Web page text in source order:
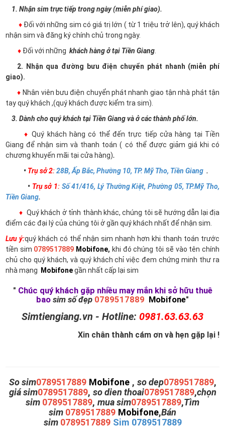
1. Nhận sim trực tiếp trong ngày (miễn phí giao).
♦ Đối với những sim có giá trị lớn ( từ 1 triệu trở lên), quý khách
nhận sim và đăng ký chính chủ trong ngày.
♦ Đối với những khách hàng ở tại Tiền Giang
2. Nhận qua đường bưu điện chuyển phát nhanh (miễn phí
giao).
♦ Nhân viên bưu điện chuyển phát nhanh giao tận nhà phát tận
tay quý khách ,(quý khách được kiểm tra sim).
3. Dành cho quý khách tại Tiền Giang và ở các thành phố lớn.
♦ Quý khách hàng có thể đến trực tiếp cửa hàng tại Tiền
Giang để nhận sim và thanh toán ( có thể được giảm giá khi có
chương khuyến mãi tại cửa hàng).
• Trụ sở 2:28B, Ấp Bắc, Phường 10, TP. Mỹ Tho, Tiền Giang .
• Trụ sở 1: Số 41/416, Lý Thường Kiệt, Phường 05, TP.Mỹ Tho,
Tiền Giang.
♦ Quý khách ở tỉnh thành khác, chúng tôi sẽ hướng dẫn lại địa
điểm các đại lý của chúng tôi ở gần quý khách nhất để nhận sim.
Lưu ý:quý khách có thể nhận sim nhanh hơn khi thanh toán trước
tiền sim 0789517889 Mobifone, khi đó chúng tôi sẽ vào tên chính
chủ cho quý khách, và quý khách chỉ việc đem chứng minh thư ra
nhà mạng
Mobifonegần nhất cấp lại sim
" Chúc quý khách gặp nhiều may mắn khi sở hữu thuê
bao sim số đẹp 0789517889 Mobifone"
Simtiengiang.vn - Hotline: 0981.63.63.63
Xin chân thành cám ơn và hẹn gặp lại !
So sim0789517889 Mobifone , so dep0789517889,
giá sim0789517889, so dien thoai0789517889,chọn
sim 0789517889, mua sim0789517889,Tìm
sim 0789517889 Mobifone,Bán
sim 0789517889 Sim 0789517889